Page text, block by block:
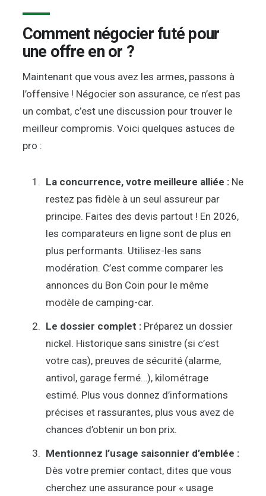
Comment négocier futé pour
une offre en or ?
Maintenant que vous avez les armes, passons à
l’offensive ! Négocier son assurance, ce n’est pas
un combat, c’est une discussion pour trouver le
meilleur compromis. Voici quelques astuces de
pro :
La concurrence, votre meilleure alliée : Ne
restez pas fidèle à un seul assureur par
principe. Faites des devis partout ! En 2026,
les comparateurs en ligne sont de plus en
plus performants. Utilisez-les sans
modération. C’est comme comparer les
annonces du Bon Coin pour le même
modèle de camping-car.
Le dossier complet : Préparez un dossier
nickel. Historique sans sinistre (si c’est
votre cas), preuves de sécurité (alarme,
antivol, garage fermé…), kilométrage
estimé. Plus vous donnez d’informations
précises et rassurantes, plus vous avez de
chances d’obtenir un bon prix.
Mentionnez l’usage saisonnier d’emblée :
Dès votre premier contact, dites que vous
cherchez une assurance pour « usage